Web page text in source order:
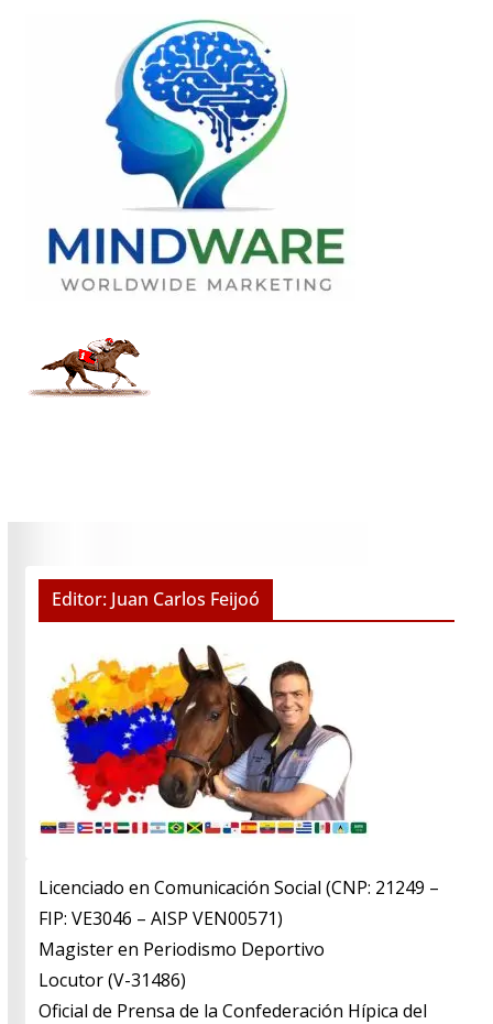
Editor: Juan Carlos Feijoó
Licenciado en Comunicación Social (CNP: 21249 –
FIP: VE3046 – AISP VEN00571)
​Magister en Periodismo Deportivo
​Locutor (V-31486)
​Oficial de Prensa de la Confederación Hípica del